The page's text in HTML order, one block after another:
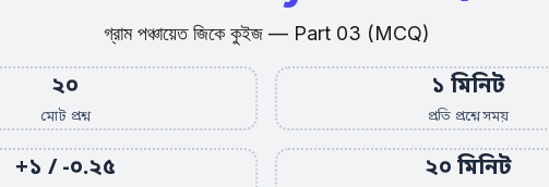
গ্রাম পঞ্চায়েত জিকে কুইজ — Part 03 (MCQ)
২০
মোট প্রশ্ন
১ মিনিট
প্রতি প্রশ্নে সময়
+১ / -০.২৫ ২০ মিনিট